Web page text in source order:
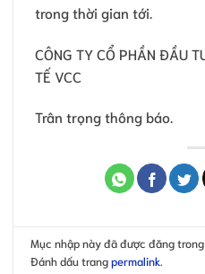
trong thời gian tới.
CÔNG TY CỔ PHẦN ĐẦU
TẾ VCC
Trân trọng thông báo.
Mục nhập này đã được đăng
Đánh dấu trangpermalink